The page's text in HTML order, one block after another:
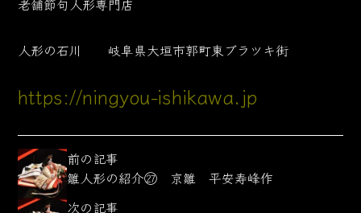
老舗節句人形専門店
人形の石川 岐阜県大垣市郭町東ブラツキ街
https://ningyou-ishikawa.jp
前の記事
雛人形の紹介㉗ 京雛 平安寿峰作
次の記事